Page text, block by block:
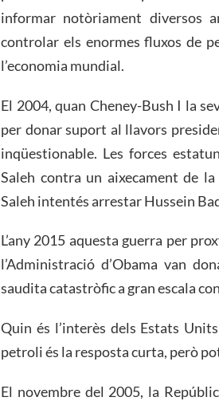
informar notòriament diversos
controlar els enormes fluxos de
l’economia mundial.
El 2004, quan Cheney-Bush I la
per donar suport al llavors
inqüestionable. Les forces
Saleh contra un aixecament de
Saleh intentés arrestar Hussein
L’any 2015 aquesta guerra per
l’Administració d’Obama van
saudita catastròfic a gran escala
Quin és l’interès dels Estats
petroli és la resposta curta, però
El novembre del 2005, la